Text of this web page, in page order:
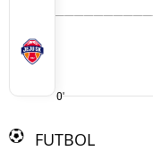
0'
FUTBOL